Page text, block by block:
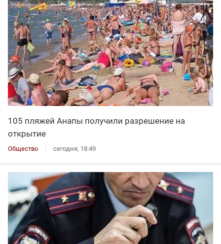
105 пляжей Анапы получили разрешение на
открытие
Общество сегодня, 18:49